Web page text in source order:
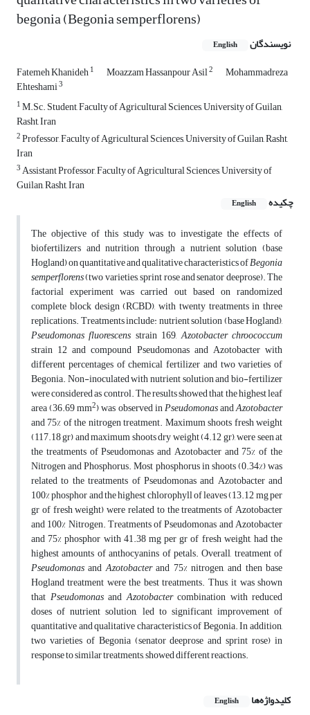
begonia (Begonia semperflorens‏(‏
نویسندگان English
Fatemeh Khanideh1 Moazzam Hassanpour Asil2 Mohammadreza
Ehteshami3
1M.Sc. Student, Faculty of Agricultural Sciences, University of Guilan,
‎Rasht, Iran ‎
2Professor, Faculty of Agricultural Sciences, University of Guilan, Rasht,
Iran‎
3Assistant Professor, Faculty of Agricultural Sciences, University of
Guilan, Rasht, Iran ‎
چکیده
English
The objective of this study was to investigate the effects of
biofertilizers and nutrition through a nutrient solution (base
Hogland) on quantitative and qualitative characteristics ofBegonia
semperflorens(two varieties, sprint rose and senator deeprose). The
factorial experiment was carried out based on randomized
complete block design (RCBD), with twenty treatments in three
replications. Treatments include: nutrient solution (base Hogland),
Pseudomonas fluorescens strain 169,Azotobacter chroococcum
strain 12 and compound Pseudomonas and Azotobacter with
different percentages of chemical fertilizer and two varieties of
Begonia. Non-inoculated with nutrient solution and bio-fertilizer
were considered as control. The results showed that the highest leaf
area (36.69 mm2) was observed inPseudomonasandAzotobacter
and 75% of the nitrogen treatment. Maximum shoots fresh weight
(117.18 gr) and maximum shoots dry weight (4.12 gr), were seen at
the treatments of Pseudomonas and Azotobacter and 75% of the
Nitrogen and Phosphorus. Most phosphorus in shoots (0.34%) was
related to the treatments of Pseudomonas and Azotobacter and
100% phosphor and the highest chlorophyll of leaves (13.12 mg per
gr of fresh weight) were related to the treatments of Azotobacter
and 100% Nitrogen. Treatments of Pseudomonas and Azotobacter
and 75% phosphor with 41.38 mg per gr of fresh weight, had the
highest amounts of anthocyanins of petals. Overall, treatment of
PseudomonasandAzotobacterand 75% nitrogen, and then base
Hogland treatment were the best treatments. Thus, it was shown
that Pseudomonas andAzotobactercombination with reduced
doses of nutrient solution, led to significant improvement of
quantitative and qualitative characteristics of Begonia. In addition,
two varieties of Begonia (senator deeprose and sprint rose) in
response to similar treatments, showed different reactions.
کلیدواژه‌ها English